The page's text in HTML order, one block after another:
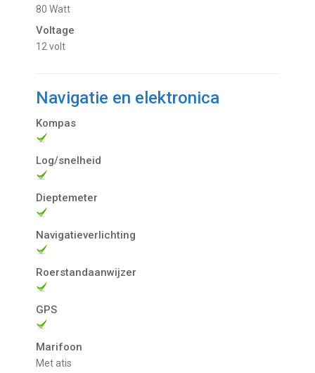
80 Watt
Voltage
12 volt
Navigatie en elektronica
Kompas
Log/snelheid
Dieptemeter
Navigatieverlichting
Roerstandaanwijzer
GPS
Marifoon
met atis